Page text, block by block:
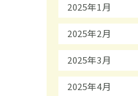
2025年1月
2025年2月
2025年3月
2025年4月